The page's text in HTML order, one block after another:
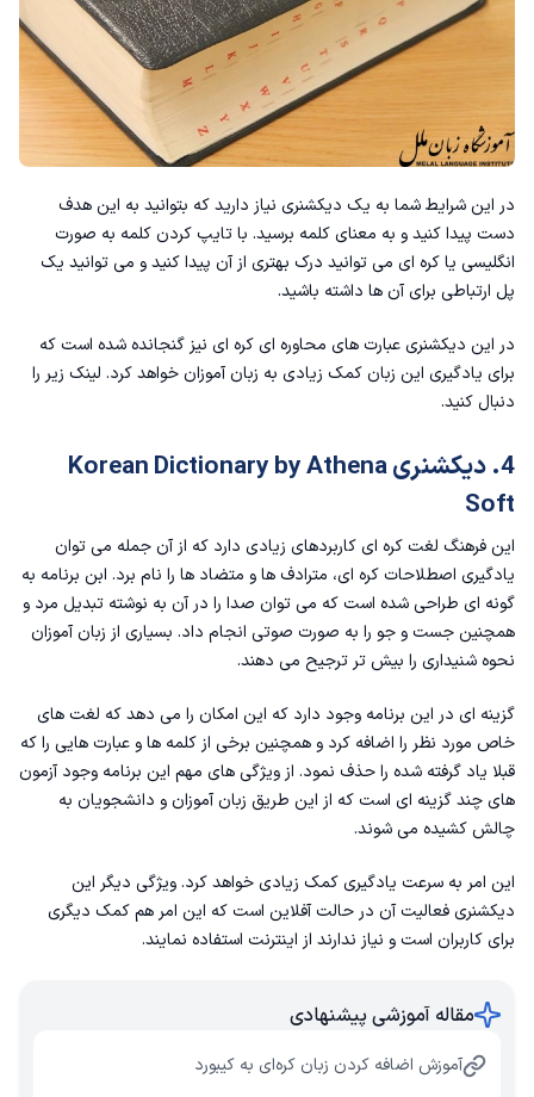
در این شرایط شما به یک دیکشنری نیاز دارید که بتوانید به این هدف
دست پیدا کنید و به معنای کلمه برسید. با تایپ کردن کلمه به صورت
انگلیسی یا کره ای می توانید درک بهتری از آن پیدا کنید و می توانید یک
پل ارتباطی برای آن ها داشته باشید.
در این دیکشنری عبارت های محاوره ای کره ای نیز گنجانده شده است که
برای یادگیری این زبان کمک زیادی به زبان آموزان خواهد کرد. لینک زیر را
دنبال کنید.
4. دیکشنری Korean Dictionary by Athena
Soft
این فرهنگ لغت کره ای کاربردهای زیادی دارد که از آن جمله می توان
یادگیری اصطلاحات کره ای، مترادف ها و متضاد ها را نام برد. ابن برنامه به
گونه ای طراحی شده است که می توان صدا را در آن به نوشته تبدیل مرد و
همچنین جست و جو را به صورت صوتی انجام داد. بسیاری از زبان آموزان
نحوه شنیداری را بیش تر ترجیح می دهند.
گزینه ای در این برنامه وجود دارد که این امکان را می دهد که لغت های
خاص مورد نظر را اضافه کرد و همچنین برخی از کلمه ها و عبارت هایی را که
قبلا یاد گرفته شده را حذف نمود. از ویژگی های مهم این برنامه وجود آزمون
های چند گزینه ای است که از این طریق زبان آموزان و دانشجویان به
چالش کشیده می شوند.
این امر به سرعت یادگیری کمک زیادی خواهد کرد. ویژگی دیگر این
دیکشنری فعالیت آن در حالت آفلاین است که این امر هم کمک دیگری
برای کاربران است و نیاز ندارند از اینترنت استفاده نمایند‌.
مقاله آموزشی پیشنهادی
آموزش اضافه کردن زبان کره‌ای به کیبورد